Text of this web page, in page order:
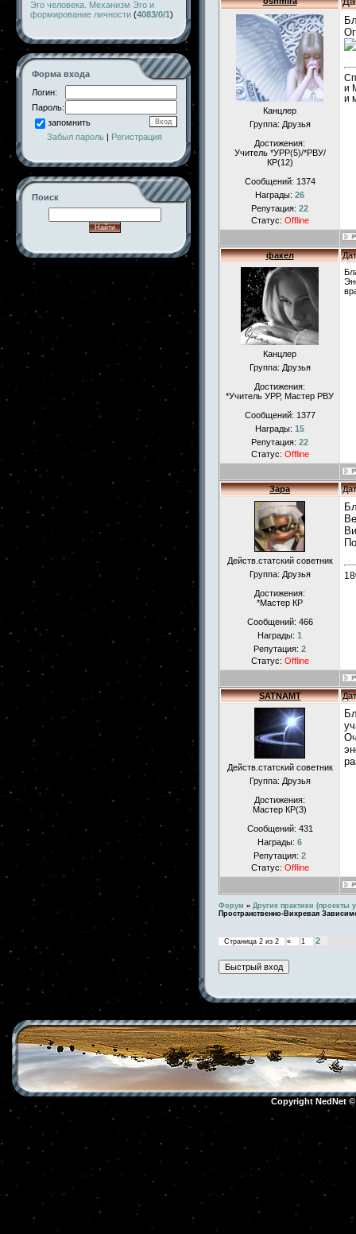
Эго человека. Механизм Эго и
формирование личности (4083/0/1)
Форма входа
Логин:
Пароль:
запомнить
Забыл пароль | Регистрация
Поиск
Канцлер
Группа: Друзья
Достижения:
Учитель *УРР(5)/*РВУ/
КР(12)
Сообщений: 1374
Награды: 26
Репутация: 22
Статус: Offline
и
и
факел
Канцлер
Группа: Друзья
Достижения:
*Учитель УРР, Мастер РВУ
Сообщений: 1377
Награды: 15
Репутация: 22
Статус: Offline
Зара
Действ.статский советник
Группа: Друзья
Достижения:
*Мастер КР
Сообщений: 466
Награды: 1
Репутация: 2
Статус: Offline
SATNAMT
Действ.статский советник
Группа: Друзья
Достижения:
Мастер КР(3)
Сообщений: 431
Награды: 6
Репутация: 2
Статус: Offline
Форум » Другие практики (проекты
Пространственно-Вихревая
Страница 2 из 2 « 1 2
Copyright NedNet